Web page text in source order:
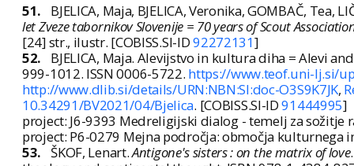
51.
BJELICA, Maja, BJELICA, Veronika, GOMBAČ, Tea,
let Zveze tabornikov Slovenije = 70 years of Scout
[24] str., ilustr. [COBISS.SI-ID92272131]
52.
BJELICA, Maja. Alevijstvo in kultura diha = Alevi
999-1012. ISSN 0006-5722. https://www.teof.uni-lj.si/
http://www.dlib.si/details/URN:NBN:SI:doc-O3S9K7JK,
10.34291/BV2021/04/Bjelica. [COBISS.SI-ID91444995]
project: J6-9393 Medreligijski dialog - temelj za sožitje
project: P6-0279 Mejna področja: območja kulturnega
53. ŠKOF, Lenart.Antigone's sisters : on the matrix of love